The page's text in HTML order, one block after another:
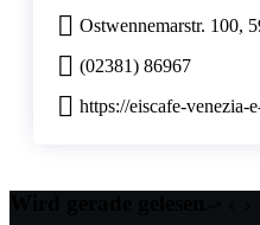
Ostwennemarstr. 100,
(02381) 86967
https://eiscafe-venezia-